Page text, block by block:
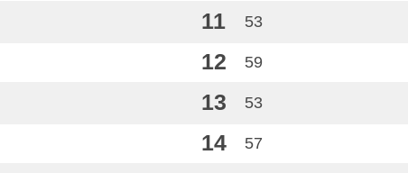
11 53
12 59
13 53
14 57